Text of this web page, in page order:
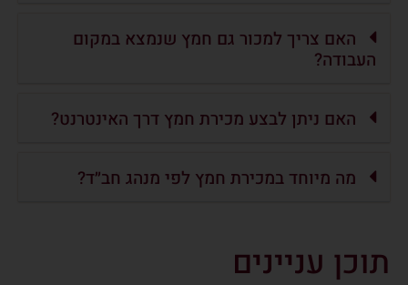
האם צריך למכור גם חמץ שנמצא במקום
העבודה?
האם ניתן לבצע מכירת חמץ דרך האינטרנט?
מה מיוחד במכירת חמץ לפי מנהג חב״ד?
תוכן עניינים